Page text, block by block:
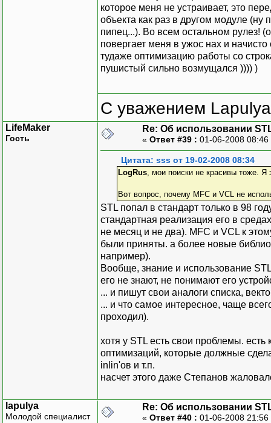
которое меня не устраивает, это
объекта как раз в другом модуле (ну
пипец...). Во всем остальном рулез!
повергает меня в ужос нах и
тудаже оптимизацию работы со
пушистый сильно возмущался )))) )
С уважением Lapulya
LifeMaker
Гость
Re: Об использовании
« Ответ #39 : 01-06-2008
Цитата: sss от 19-02-2008 08:34
LogRus, мои поиски не красивы тоже.
Вот вопрос, почему MFC и VCL не
STL попал в стандарт только в 98
стандартная реализация его в
не месяц и не два). MFC и VCL к
были приняты. а более новые
например).
Вообще, знание и использование
его не знают, не понимают его
... и пишут свои аналоги списка,
... и что самое интересное, чаще
проходил).
хотя у STL есть свои проблемы.
оптимизаций, которые должные
inlin'ов и т.п.
насчет этого даже Степанов
lapulya
Молодой специалист
Re: Об использовании
« Ответ #40 : 01-06-2008